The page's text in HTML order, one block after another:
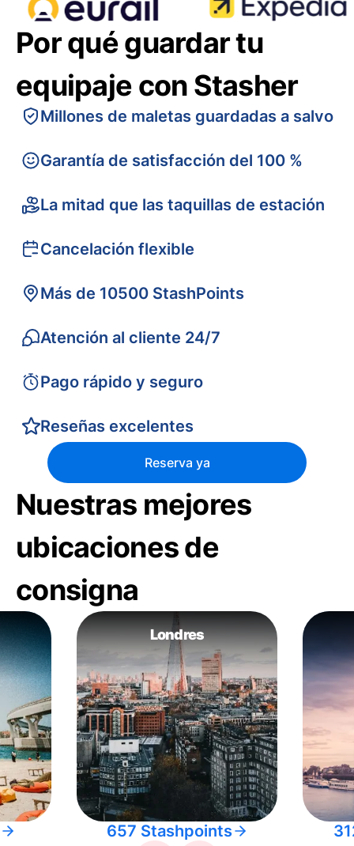
Por qué guardar tu
equipaje con Stasher
Millones de maletas guardadas a salvo
Garantía de satisfacción del 100 %
La mitad que las taquillas de estación
Cancelación flexible
Más de 10500 StashPoints
Atención al cliente 24/7
Pago rápido y seguro
Reseñas excelentes
Reserva ya
Nuestras mejores
ubicaciones de
consigna
Londres
657 Stashpoints